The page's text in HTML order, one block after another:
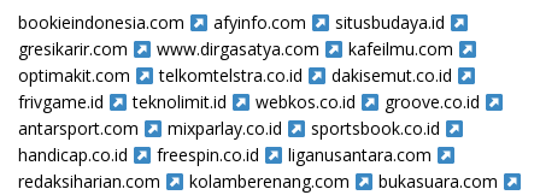
bookieindonesia.com afyinfo.com
situsbudaya.id
gresikarir.com
www.dirgasatya.com
kafeilmu.com
optimakit.com
telkomtelstra.co.id
dakisemut.co.id
frivgame.id
teknolimit.id webkos.co.id
groove.co.id
antarsport.com
mixparlay.co.id
sportsbook.co.id
handicap.co.id
freespin.co.id
liganusantara.com
redaksiharian.com
kolamberenang.com
bukasuara.com